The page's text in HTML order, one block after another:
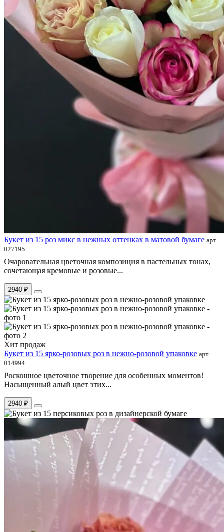
Букет из 15 роз микс в нежных оттенках в матовой бумаге арт.
027195
Очаровательная цветочная композиция в пастельных тонах,
сочетающая кремовые и розовые...
2940 ₽
Хит продаж
Букет из 15 ярко-розовых роз в нежно-розовой упаковке арт.
014994
Роскошное цветочное творение для особенных моментов!
Насыщенный алый цвет этих...
2940 ₽